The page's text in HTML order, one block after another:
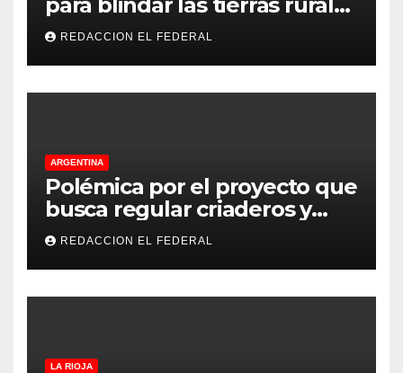
de La Rioja: cuáles son los
principales puntos
REDACCION EL FEDERAL
ARGENTINA
Polémica por el proyecto que
busca regular criaderos y
refugios de perros y gatos:
denuncian excesos, mientras
proteccionistas reclaman
controles más duros
REDACCION EL FEDERAL
LA RIOJA